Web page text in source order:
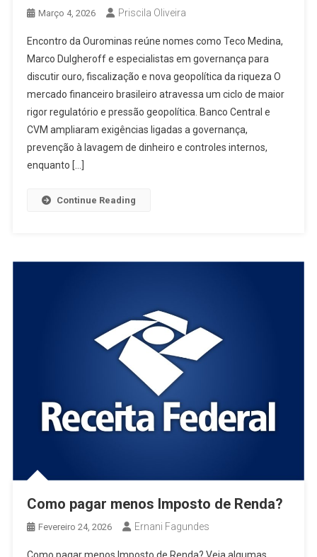
Março 4, 2026 Priscila Oliveira
Encontro da Ourominas reúne nomes como Teco Medina,
Marco Dulgheroff e especialistas em governança para
discutir ouro, fiscalização e nova geopolítica da riqueza O
mercado financeiro brasileiro atravessa um ciclo de maior
rigor regulatório e pressão geopolítica. Banco Central e
CVM ampliaram exigências ligadas a governança,
prevenção à lavagem de dinheiro e controles internos,
enquanto […]
Continue Reading
Como pagar menos Imposto de Renda?
Fevereiro 24, 2026 Ernani Fagundes